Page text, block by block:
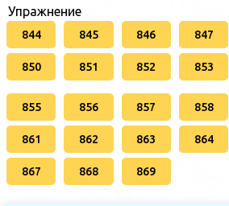
Упражнение
844 845 846 847
850 851 852 853
855 856 857 858
861 862 863 864
867 868 869